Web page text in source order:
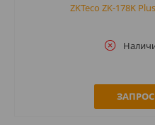
ZKTeco ZK-178K